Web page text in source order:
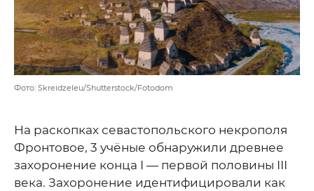
Фото: Skreidzeleu/Shutterstock/Fotodom
На раскопках севастопольского некрополя
Фронтовое, 3 учёные обнаружили древнее
захоронение конца I — первой половины III
века. Захоронение идентифицировали как